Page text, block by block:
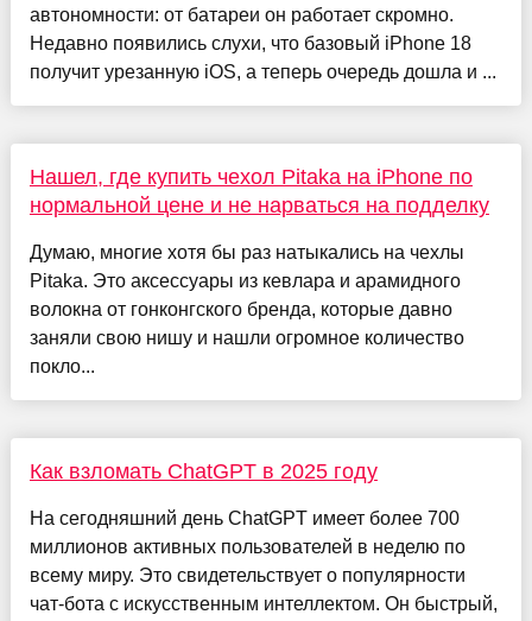
автономности: от батареи он работает скромно.
Недавно появились слухи, что базовый iPhone 18
получит урезанную iOS, а теперь очередь дошла и ...
Нашел, где купить чехол Pitaka на iPhone по
нормальной цене и не нарваться на подделку
Думаю, многие хотя бы раз натыкались на чехлы
Pitaka. Это аксессуары из кевлара и арамидного
волокна от гонконгского бренда, которые давно
заняли свою нишу и нашли огромное количество
покло...
Как взломать ChatGPT в 2025 году
На сегодняшний день ChatGPT имеет более 700
миллионов активных пользователей в неделю по
всему миру. Это свидетельствует о популярности
чат-бота с искусственным интеллектом. Он быстрый,